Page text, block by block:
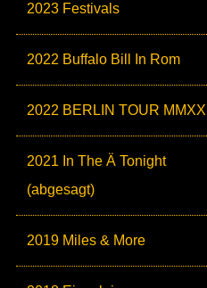
2023 Festivals
2022 Buffalo Bill In Rom
2022 BERLIN TOUR MMXXII
2021 In The Ä Tonight
(abgesagt)
2019 Miles & More